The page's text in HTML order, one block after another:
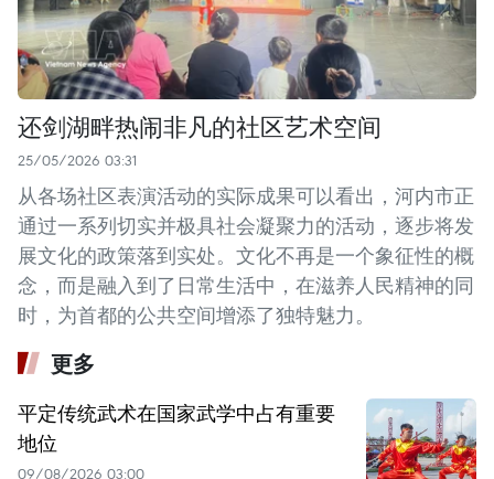
还剑湖畔热闹非凡的社区艺术空间
25/05/2026 03:31
从各场社区表演活动的实际成果可以看出，河内市正
通过一系列切实并极具社会凝聚力的活动，逐步将发
展文化的政策落到实处。文化不再是一个象征性的概
念，而是融入到了日常生活中，在滋养人民精神的同
时，为首都的公共空间增添了独特魅力。
更多
平定传统武术在国家武学中占有重要
地位
09/08/2026 03:00